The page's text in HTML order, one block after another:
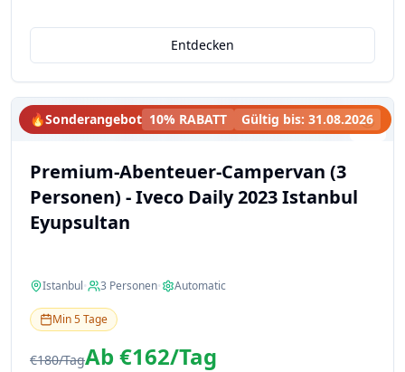
Entdecken
🔥Sonderangebot 10% RABATT Gültig bis: 31.08.2026
Premium-Abenteuer-Campervan (3
Personen) - Iveco Daily 2023 Istanbul
Eyupsultan
Istanbul• 3 Personen• Automatic
Min5Tage
€180/TagAb €162/Tag